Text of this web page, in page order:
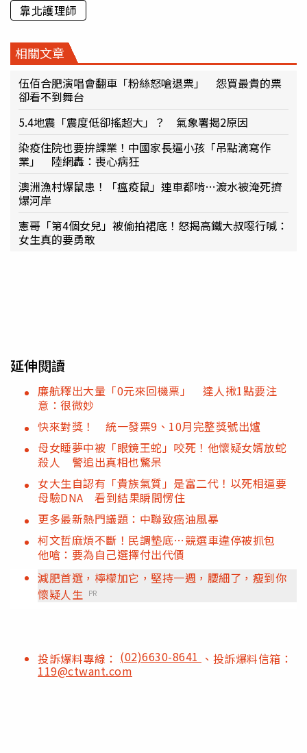
靠北護理師
相關文章
伍佰合肥演唱會翻車「粉絲怒嗆退票」 怨買最貴的票
卻看不到舞台
5.4地震「震度低卻搖超大」？ 氣象署揭2原因
染疫住院也要拚課業！中國家長逼小孩「吊點滴寫作
業」 陸網轟：喪心病狂
澳洲漁村爆鼠患！「瘟疫鼠」連車都啃…渡水被淹死擠
爆河岸
憲哥「第4個女兒」被偷拍裙底！怒揭高鐵大叔噁行喊：
女生真的要勇敢
延伸閱讀
廉航釋出大量「0元來回機票」 達人揪1點要注
意：很微妙
快來對獎！ 統一發票9、10月完整獎號出爐
母女睡夢中被「眼鏡王蛇」咬死！他懷疑女婿放蛇
殺人 警追出真相也驚呆
女大生自認有「貴族氣質」是富二代！以死相逼要
母驗DNA 看到結果瞬間愣住
更多最新熱門議題：中聯致癌油風暴
柯文哲麻煩不斷！民調墊底…競選車違停被抓包
他嗆：要為自己選擇付出代價
減肥首選，檸檬加它，堅持一週，腰細了，瘦到你
懷疑人生
PR
投訴爆料專線： (02)6630-8641 、投訴爆料信箱：
119@ctwant.com